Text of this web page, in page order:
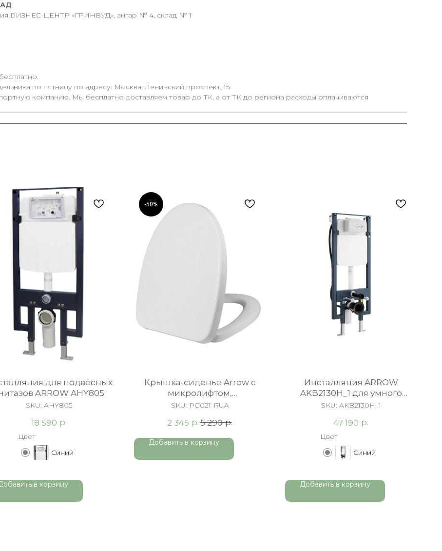
БИЗНЕС-ЦЕНТР «ГРИНВУД», ангар № 4, склад № 1
по пятницу по адресу: Москва, Ленинский проспект, 15.
компанию. Мы бесплатно доставляем товар до ТК, а от ТК до региона расходы оплачиваются
для подвесных
ARROW AHY805
SKU: AHY805
18 590 р.
Цвет
Синий
в корзину
-50%
Крышка-сиденье Arrow c
микролифтом,
быстросъемное, Duroplast,
SKU: PG021-RUA
2 345 р. 5 290 р.
Добавить в корзину
Инсталляция ARROW
AKB2130H_1 для умного
унитаза
SKU: AKB2130H_1
47 190 р.
Цвет
Синий
Добавить в корзину